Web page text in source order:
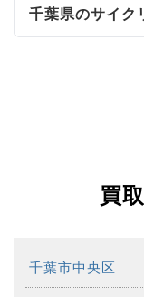
千葉県のサイク
買
千葉市中央区